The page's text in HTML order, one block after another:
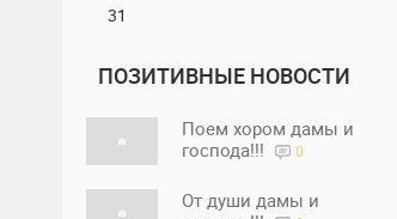
31
ПОЗИТИВНЫЕ НОВОСТИ
Поем хором дамы и
господа!!!
0
От души дамы и